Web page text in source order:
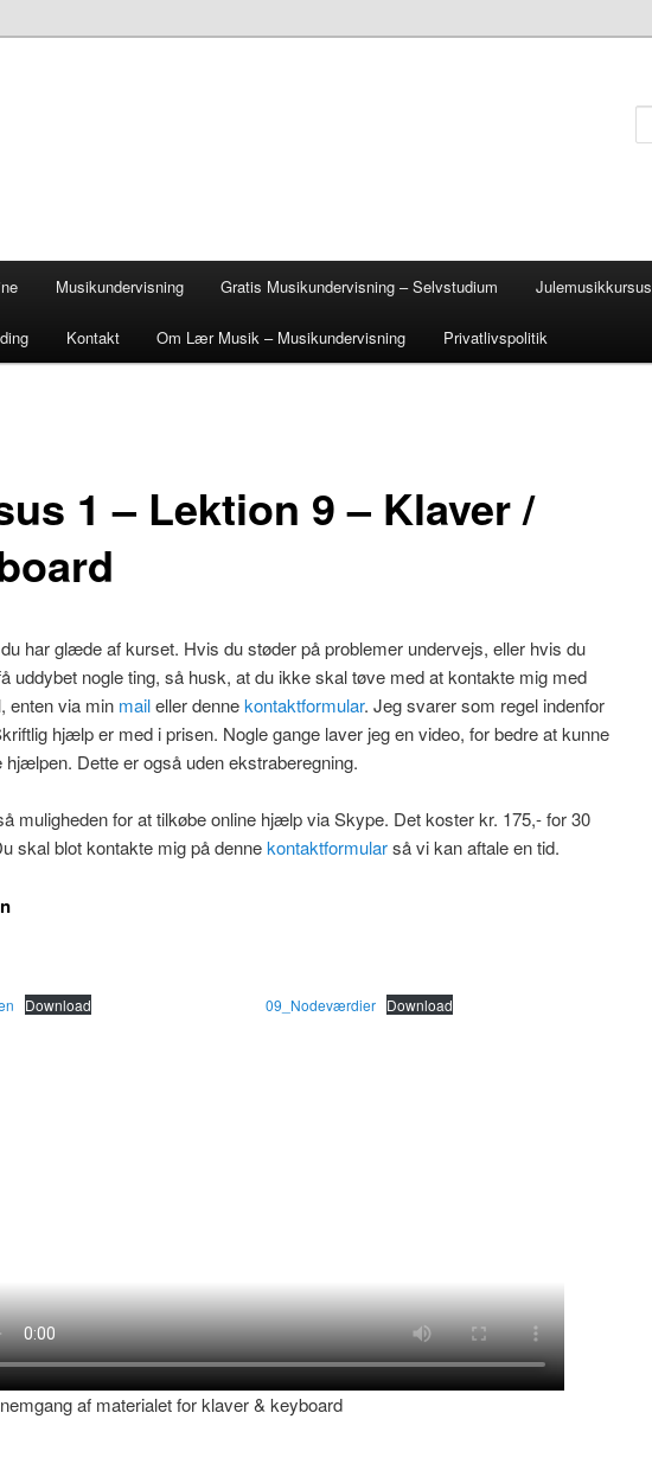
Musikundervisning Gratis Musikundervisning – Selvstudium Julemusikkursus
Kontakt Om Lær Musik – Musikundervisning Privatlivspolitik
1 – Lektion 9 – Klaver /
har glæde af kurset. Hvis du støder på problemer undervejs, eller hvis du
uddybet nogle ting, så husk, at du ikke skal tøve med at kontakte mig med
enten via min maileller dennekontaktformular. Jeg svarer som regel indenfor
hjælp er med i prisen. Nogle gange laver jeg en video, for bedre at kunne
hjælpen. Dette er også uden ekstraberegning.
muligheden for at tilkøbe online hjælp via Skype. Det koster kr. 175,- for 30
skal blot kontakte mig på dennekontaktformularså vi kan aftale en tid.
Download 09_Nodeværdier Download
af materialet for klaver & keyboard